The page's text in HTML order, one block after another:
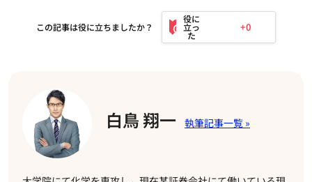
この記事は役に立ちましたか？ +0
白鳥 翔一